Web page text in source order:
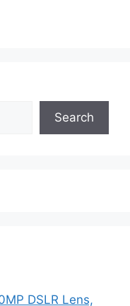
Search
DSLR Lens,